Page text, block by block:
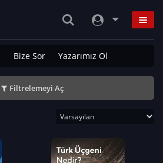
Bize Sor Yazarımız Ol
Filtrelemeyi Aç